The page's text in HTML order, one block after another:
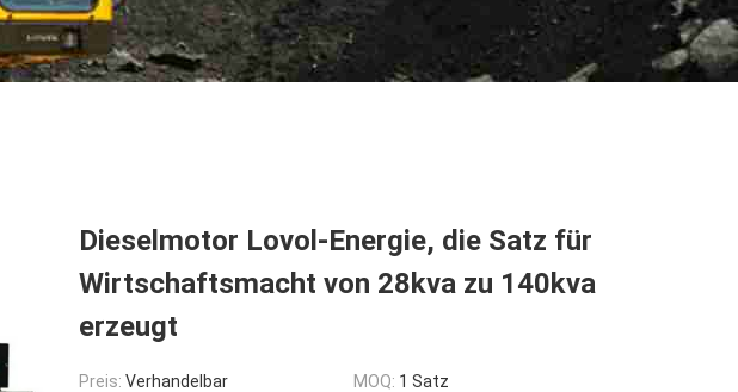
Dieselmotor Lovol-Energie, die Satz für
Wirtschaftsmacht von 28kva zu 140kva
erzeugt
Preis: Verhandelbar MOQ: 1 Satz